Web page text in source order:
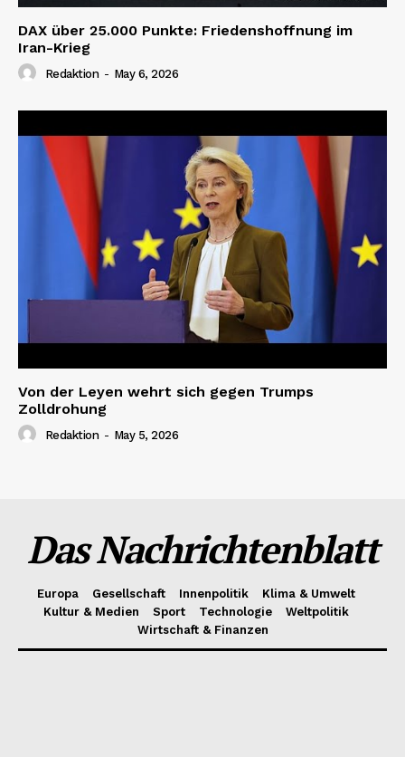
DAX über 25.000 Punkte: Friedenshoffnung im
Iran-Krieg
Redaktion - May 6, 2026
Von der Leyen wehrt sich gegen Trumps
Zolldrohung
Redaktion - May 5, 2026
Das Nachrichtenblatt
Europa Gesellschaft Innenpolitik
Klima & Umwelt
Kultur & Medien
Sport Technologie
Weltpolitik
Wirtschaft & Finanzen